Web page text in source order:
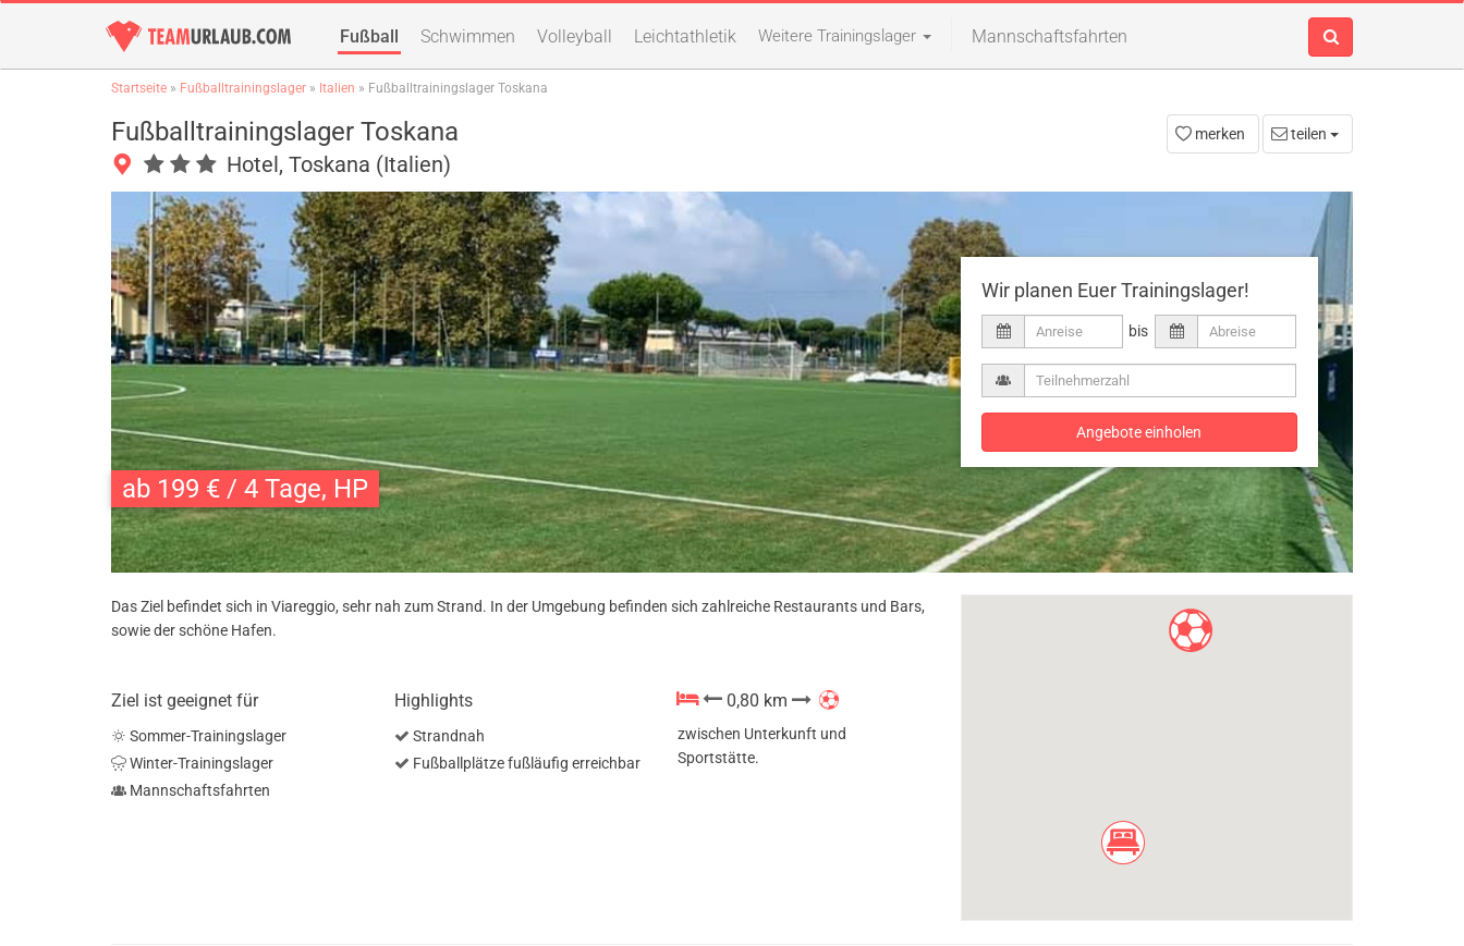
Fußball Schwimmen Volleyball Leichtathletik Weitere Trainingslager Mannschaftsfahrten
Startseite » Fußballtrainingslager » Italien » Fußballtrainingslager Toskana
Fußballtrainingslager Toskana
Hotel, Toskana (Italien)
merken teilen
ab 199 € / 4 Tage, HP
Wir planen Euer Trainingslager!
bis
Angebote einholen
Das Ziel befindet sich in Viareggio, sehr nah zum Strand. In der Umgebung befinden sich zahlreiche Restaurants und Bars,
sowie der schöne Hafen.
Ziel ist geeignet für
Sommer-Trainingslager
Winter-Trainingslager
Mannschaftsfahrten
Highlights
Strandnah
Fußballplätze fußläufig erreichbar
0,80 km
zwischen Unterkunft und
Sportstätte.